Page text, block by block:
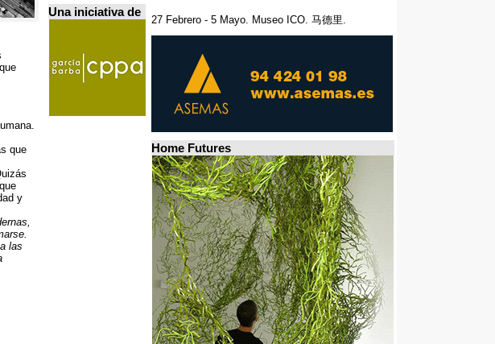
.
que
y
,
.
las
Una iniciativa de
27 Febrero - 5 Mayo. Museo ICO. 马德里.
Home Futures